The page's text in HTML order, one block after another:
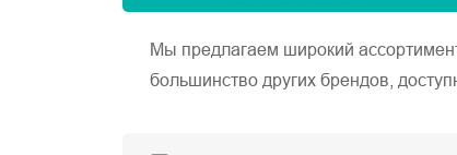
Мы предлагаем широкий
большинство других брендов,